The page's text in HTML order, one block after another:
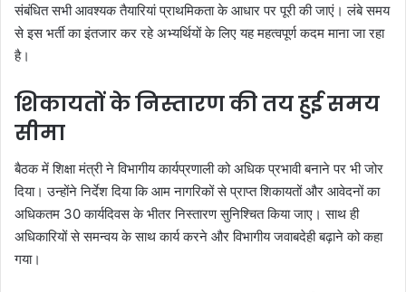
संबंधित सभी आवश्यक तैयारियां प्राथमिकता के आधार पर पूरी की जाएं। लंबे समय
से इस भर्ती का इंतजार कर रहे अभ्यर्थियों के लिए यह महत्वपूर्ण कदम माना जा रहा
है।
शिकायतों के निस्तारण की तय हुई समय
सीमा
बैठक में शिक्षा मंत्री ने विभागीय कार्यप्रणाली को अधिक प्रभावी बनाने पर भी जोर
दिया। उन्होंने निर्देश दिया कि आम नागरिकों से प्राप्त शिकायतों और आवेदनों का
अधिकतम 30 कार्यदिवस के भीतर निस्तारण सुनिश्चित किया जाए। साथ ही
अधिकारियों से समन्वय के साथ कार्य करने और विभागीय जवाबदेही बढ़ाने को कहा
गया।